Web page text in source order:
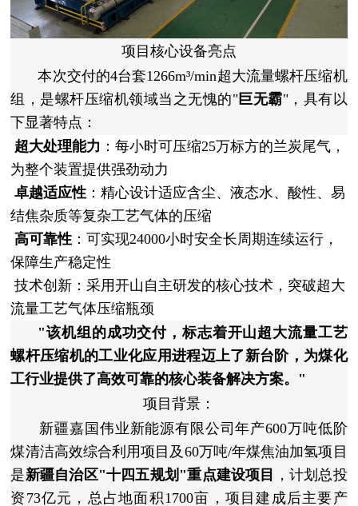
项目核心设备亮点
本次交付的4台套1266m³/min超大流量螺杆压缩机
组，是螺杆压缩机领域当之无愧的"巨无霸"，具有以
下显著特点：
超大处理能力 ：每小时可压缩25万标方的兰炭尾气，
为整个装置提供强劲动力
卓越适应性 ：精心设计适应含尘、液态水、酸性、易
结焦杂质等复杂工艺气体的压缩
高可靠性 ：可实现24000小时安全长周期连续运行，
保障生产稳定性
技术创新 ：采用开山自主研发的核心技术，突破超大
流量工艺气体压缩瓶颈
"该机组的成功交付，标志着开山超大流量工艺
螺杆压缩机的工业化应用进程迈上了新台阶，为煤化
工行业提供了高效可靠的核心装备解决方案。"
项目背景：
新疆嘉国伟业新能源有限公司年产600万吨低阶
煤清洁高效综合利用项目及60万吨/年煤焦油加氢项目
是新疆自治区"十四五规划"重点建设项目
，计划总投
资73亿元，总占地面积1700亩，项目建成后主要产